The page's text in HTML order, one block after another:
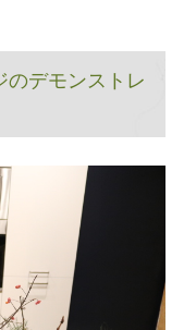
のデモンストレ